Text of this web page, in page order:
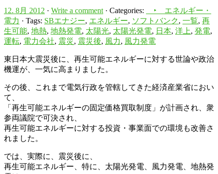
12. 8月 2012 · Write a comment · Categories:
‣ エネルギー・
電力 · Tags: SBエナジー, エネルギー, ソフトバンク, 一覧, 再
生可能, 地熱, 地熱発電, 太陽光, 太陽光発電, 日本, 洋上, 発電,
運転, 電力会社, 震災 , 震災後, 風力, 風力発電
東日本大震災後に、再生可能エネルギーに対する世論や政治
機運が、一気に高まりました。
その後、これまで電気行政を管轄してきた経済産業省におい
て、
「再生可能エネルギーの固定価格買取制度」が計画され、衆
参両議院で可決され、
再生可能エネルギーに対する投資・事業面での環境も改善さ
れました。
では、実際に、震災後に、
再生可能エネルギー、特に、太陽光発電、風力発電、地熱発